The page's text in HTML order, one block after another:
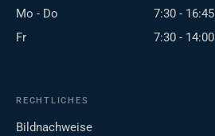
Mo - Do
7:30 - 16:45
Fr
7:30 - 14:00
RECHTLICHES
Bildnachweise